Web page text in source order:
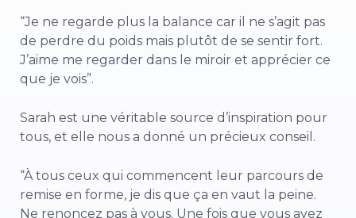
“Je ne regarde plus la balance car il ne s’agit pas
de perdre du poids mais plutôt de se sentir fort.
J’aime me regarder dans le miroir et apprécier ce
que je vois”.
Sarah est une véritable source d’inspiration pour
tous, et elle nous a donné un précieux conseil.
“À tous ceux qui commencent leur parcours de
remise en forme, je dis que ça en vaut la peine.
Ne renoncez pas à vous. Une fois que vous avez